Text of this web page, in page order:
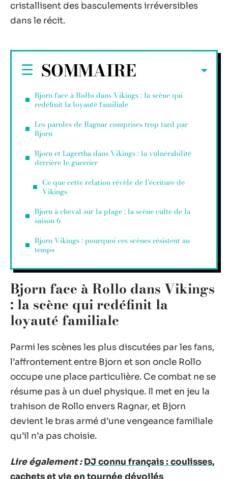
cristallisent des basculements irréversibles
dans le récit.
SOMMAIRE
Bjorn face à Rollo dans Vikings : la scène qui
redéfinit la loyauté familiale
Les paroles de Ragnar comprises trop tard par
Bjorn
Bjorn et Lagertha dans Vikings : la vulnérabilité
derrière le guerrier
Ce que cette relation révèle de l’écriture de
Vikings
Bjorn à cheval sur la plage : la scène culte de la
saison 6
Bjorn Vikings : pourquoi ces scènes résistent au
temps
Bjorn face à Rollo dans Vikings
: la scène qui redéfinit la
loyauté familiale
Parmi les scènes les plus discutées par les fans,
l’affrontement entre Bjorn et son oncle Rollo
occupe une place particulière. Ce combat ne se
résume pas à un duel physique. Il met en jeu la
trahison de Rollo envers Ragnar, et Bjorn
devient le bras armé d’une vengeance familiale
qu’il n’a pas choisie.
Lire également : DJ connu français : coulisses,
cachets et vie en tournée dévoilés